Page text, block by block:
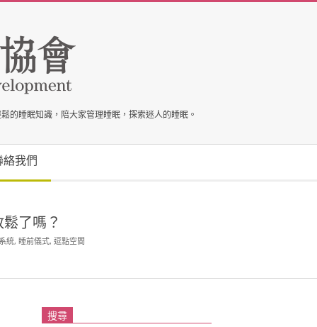
的睡眠知識，陪大家管理睡眠，探索迷人的睡眠。
絡我們
了嗎？
統, 睡前儀式, 逗點空間
搜尋